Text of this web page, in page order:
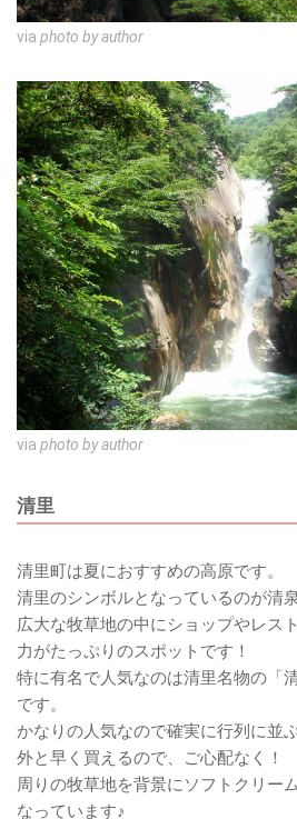
via photo by author
via photo by author
清里
清里町は夏におすすめの高原です。
清里のシンボルとなっているのが清泉
広大な牧草地の中にショップやレス
力がたっぷりのスポットです！
特に有名で人気なのは清里名物の「
です。
かなりの人気なので確実に行列に並
外と早く買えるので、ご心配なく！
周りの牧草地を背景にソフトクリー
なっています♪